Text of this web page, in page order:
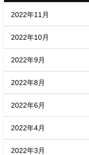
2022年11月
2022年10月
2022年9月
2022年8月
2022年6月
2022年4月
2022年3月